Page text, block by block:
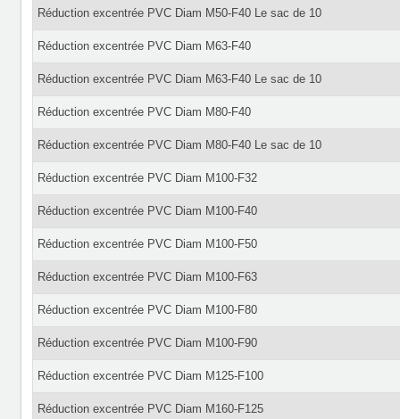
Réduction excentrée PVC Diam M50-F40 Le sac de 10
Réduction excentrée PVC Diam M63-F40
Réduction excentrée PVC Diam M63-F40 Le sac de 10
Réduction excentrée PVC Diam M80-F40
Réduction excentrée PVC Diam M80-F40 Le sac de 10
Réduction excentrée PVC Diam M100-F32
Réduction excentrée PVC Diam M100-F40
Réduction excentrée PVC Diam M100-F50
Réduction excentrée PVC Diam M100-F63
Réduction excentrée PVC Diam M100-F80
Réduction excentrée PVC Diam M100-F90
Réduction excentrée PVC Diam M125-F100
Réduction excentrée PVC Diam M160-F125